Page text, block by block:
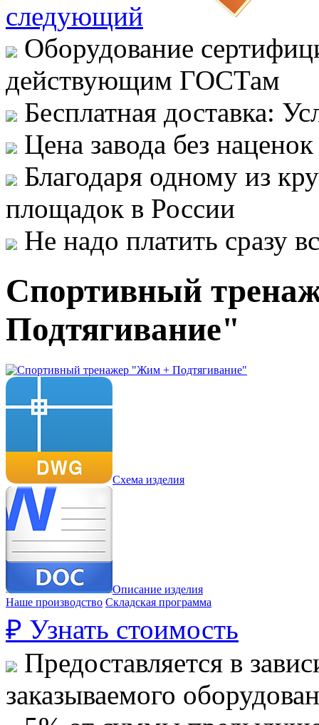
следующий
Оборудование
действующим ГОСТам
Бесплатная доставка:
Цена завода без
Благодаря одному из
площадок в России
Не надо платить сразу
Спортивный
Подтягивание"
Схема изделия
Описание изделия
Наше производство Складская программа
₽ Узнать стоимость
Предоставляется в
заказываемого